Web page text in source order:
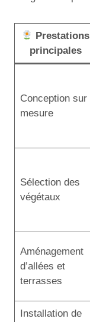
Prestations
principales
Conception sur
mesure
Sélection des
végétaux
Aménagement
d’allées et
terrasses
Installation de